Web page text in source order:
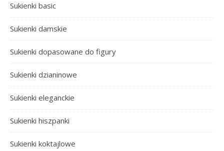
Sukienki basic
Sukienki damskie
Sukienki dopasowane do figury
Sukienki dzianinowe
Sukienki eleganckie
Sukienki hiszpanki
Sukienki koktajlowe